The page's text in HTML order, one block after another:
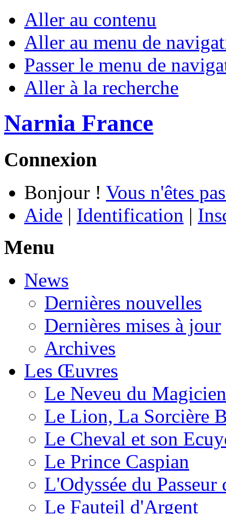
Aller au contenu
Aller au menu de
Passer le menu de
Aller à la recherche
Narnia France
Connexion
Bonjour ! Vous n'êtes
Aide | Identification |
Menu
News
Dernières nouvelles
Dernières mises à jour
Archives
Les Œuvres
Le Neveu du Magicien
Le Lion, La Sorcière
Le Cheval et son
Le Prince Caspian
L'Odyssée du
Le Fauteil d'Argent